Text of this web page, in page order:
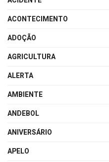
ACONTECIMENTO
ADOÇÃO
AGRICULTURA
ALERTA
AMBIENTE
ANDEBOL
ANIVERSÁRIO
APELO